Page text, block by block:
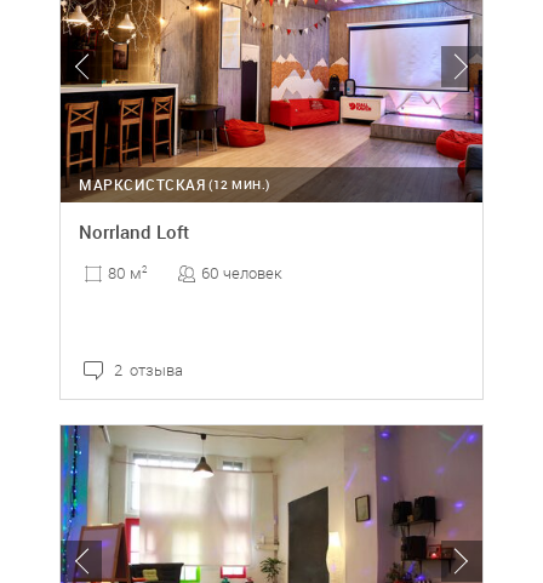
(12 МИН.)
МАРКСИСТСКАЯ
Norrland Loft
80 м2 60 человек
2 отзыва